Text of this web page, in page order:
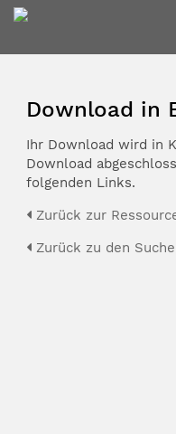
Download in
Ihr Download wird in
Download
folgenden Links.
Zurück zur
Zurück zu den